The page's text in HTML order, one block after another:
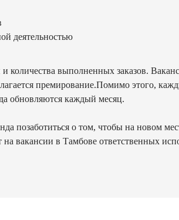
деятельностью
и количества выполненных заказов.
премирование.Помимо этого,
обновляются каждый месяц.
позаботиться о том, чтобы на новом
вакансии в Тамбове ответственных